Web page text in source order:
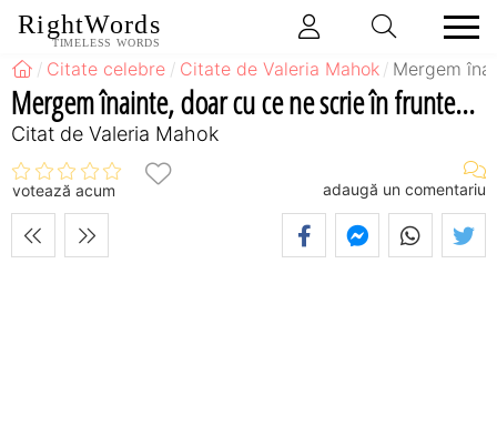
RightWords
TIMELESS WORDS
Citate celebre Citate de Valeria Mahok Mergem
Mergem înainte, doar cu ce ne scrie în frunte...
Citat de Valeria Mahok
votează acum adaugă un comentariu